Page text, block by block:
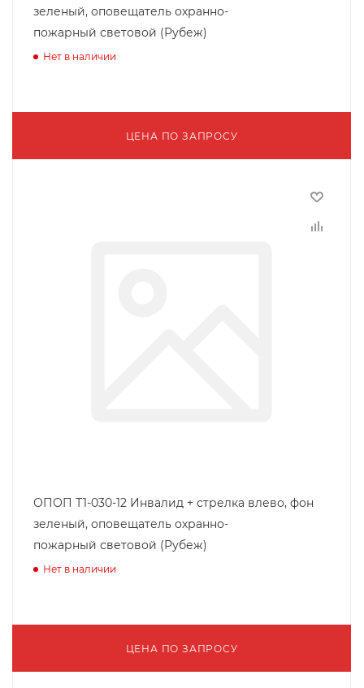
зеленый, оповещатель охранно-
пожарный световой (Рубеж)
Нет в наличии
ЦЕНА ПО ЗАПРОСУ
ОПОП Т1-030-12 Инвалид + стрелка влево, фон
зеленый, оповещатель охранно-
пожарный световой (Рубеж)
Нет в наличии
ЦЕНА ПО ЗАПРОСУ